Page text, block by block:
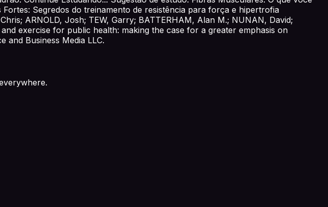
Segredos do treinamento de resistência para força e hipertrofia
ARNOLD, Josh; TEW, Garry; BATTERHAM, Alan M.; NUNAN, David;
exercise for public health: making the case for a greater emphasis on
and Business Media LLC.